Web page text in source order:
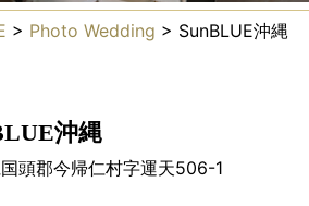
> Photo Wedding > SunBLUE沖縄
沖縄
頭郡今帰仁村字運天506-1